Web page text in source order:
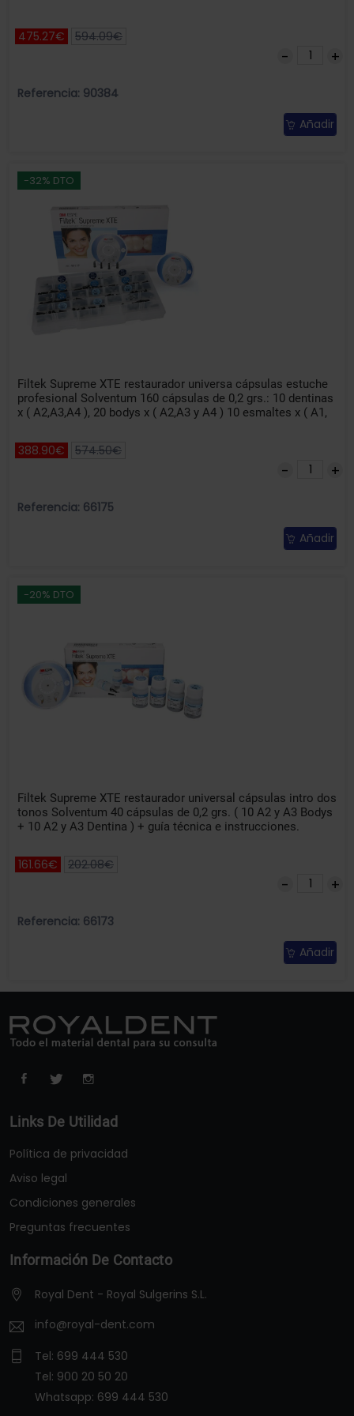
475.27€ 594.09€
Referencia: 90384
Añadir
-32% DTO
Filtek Supreme XTE restaurador universa cápsulas estuche
profesional Solventum 160 cápsulas de 0,2 grs.: 10 dentinas
x ( A2,A3,A4 ), 20 bodys x ( A2,A3 y A4 ) 10 esmaltes x ( A1,
388.90€ 574.50€
Referencia: 66175
Añadir
-20% DTO
Filtek Supreme XTE restaurador universal cápsulas intro dos
tonos Solventum 40 cápsulas de 0,2 grs. ( 10 A2 y A3 Bodys
+ 10 A2 y A3 Dentina ) + guía técnica e instrucciones.
161.66€ 202.08€
Referencia: 66173
Añadir
Links De Utilidad
Política de privacidad
Aviso legal
Condiciones generales
Preguntas frecuentes
Información De Contacto
Royal Dent - Royal Sulgerins S.L.
info@royal-dent.com
Tel: 699 444 530
Tel: 900 20 50 20
Whatsapp: 699 444 530